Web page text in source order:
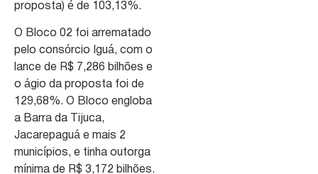
proposta) é de 103,13%.
O Bloco 02 foi arrematado
pelo consórcio Iguá, com o
lance de R$ 7,286 bilhões e
o ágio da proposta foi de
129,68%. O Bloco engloba
a Barra da Tijuca,
Jacarepaguá e mais 2
municípios, e tinha outorga
mínima de R$ 3,172 bilhões.